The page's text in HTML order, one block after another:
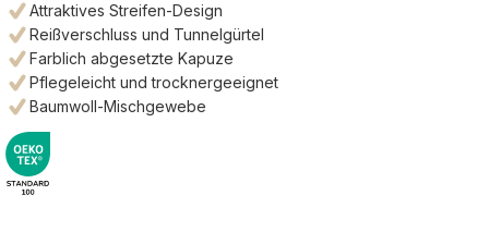
Attraktives Streifen-Design
Reißverschluss und Tunnelgürtel
Farblich abgesetzte Kapuze
Pflegeleicht und trocknergeeignet
Baumwoll-Mischgewebe